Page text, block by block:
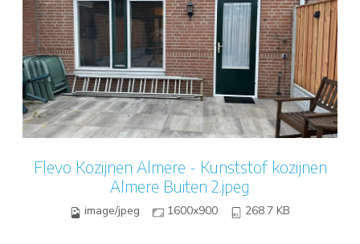
Flevo Kozijnen Almere - Kunststof kozijnen
Almere Buiten 2.jpeg
image/jpeg 1600x900 268.7 KB